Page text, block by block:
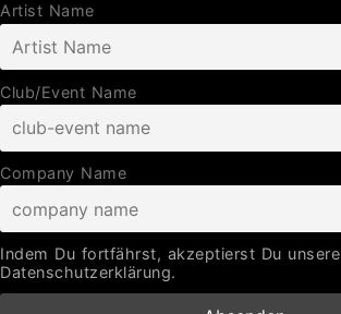
Artist Name
Club/Event Name
Company Name
Indem Du fortfährst, akzeptierst Du unsere
Datenschutzerklärung.